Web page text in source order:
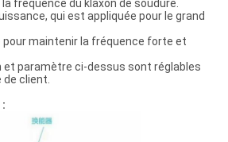
fréquence du klaxon de soudure.
qui est appliquée pour le grand
pour maintenir la fréquence forte et
et paramètre ci-dessus sont réglables
de client.